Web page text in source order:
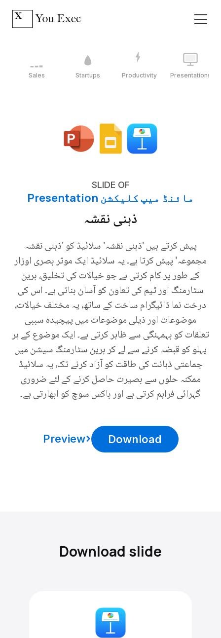
Sales Startups Productivity Presentations
SLIDE OF
مائنڈ میپ کلیکشن Presentation
ذہنی نقشہ
پیش کرتے ہیں 'ذہنی نقشہ' سلائیڈ کو 'ذہنی نقشہ
مجموعہ' پیش کرتا ہے۔ یہ سلائیڈ ایک موثر بصری اوزار
کے طور پر کام کرتی ہے جو خیالات کی تخلیق، برین
سٹارمنگ اور ٹیم کی تعاون کو آسان بناتی ہے۔ اس کی
درخت نما ڈائیگرام ساخت کے ساتھ، یہ مختلف خیالات،
موضوعات اور ذیلی موضوعات میں پیچیدہ سببی
تعلقات کو بہمہنگی سے ظاہر کرتی ہے۔ ایک موضوع کے ہر
پہلو کو قبضہ کرنے سے لے کر برین سٹارمنگ سیشن میں
جماعتی ذہانت کی طاقت کو آزاد کرنے تک، یہ سلائیڈ
ممکنہ حلوں سے بصیرت حاصل کرنے کے لئے ضروری
گہرائی فراہم کرتی ہے اور باکس سوچ کو ابھارتی ہے۔
Download
Preview
Download slide